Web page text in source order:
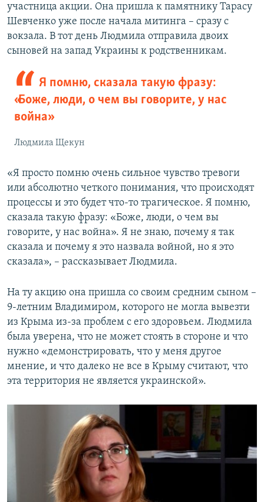
участница акции. Она пришла к памятнику Тарасу
Шевченко уже после начала митинга – сразу с
вокзала. В тот день Людмила отправила двоих
сыновей на запад Украины к родственникам.
Я помню, сказала такую фразу:
«Боже, люди, о чем вы говорите, у нас
война»
Людмила Щекун
«Я просто помню очень сильное чувство тревоги
или абсолютно четкого понимания, что происходят
процессы и это будет что-то трагическое. Я помню,
сказала такую фразу: «Боже, люди, о чем вы
говорите, у нас война». Я не знаю, почему я так
сказала и почему я это назвала войной, но я это
сказала», – рассказывает Людмила.
На ту акцию она пришла со своим средним сыном –
9-летним Владимиром, которого не могла вывезти
из Крыма из-за проблем с его здоровьем. Людмила
была уверена, что не может стоять в стороне и что
нужно «демонстрировать, что у меня другое
мнение, и что далеко не все в Крыму считают, что
эта территория не является украинской».